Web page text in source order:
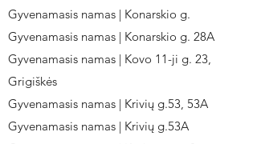
Gyvenamasis namas | Konarskio g.
Gyvenamasis namas | Konarskio g. 28A
Gyvenamasis namas | Kovo 11-ji g. 23,
Grigiškės
Gyvenamasis namas | Krivių g.53, 53A
Gyvenamasis namas | Krivių g.53A